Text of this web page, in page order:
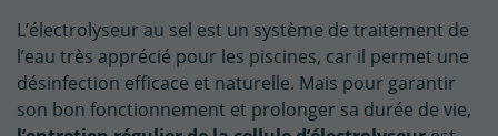
L’électrolyseur au sel est un système de traitement de
l’eau très apprécié pour les piscines, car il permet une
désinfection efficace et naturelle. Mais pour garantir
son bon fonctionnement et prolonger sa durée de vie,